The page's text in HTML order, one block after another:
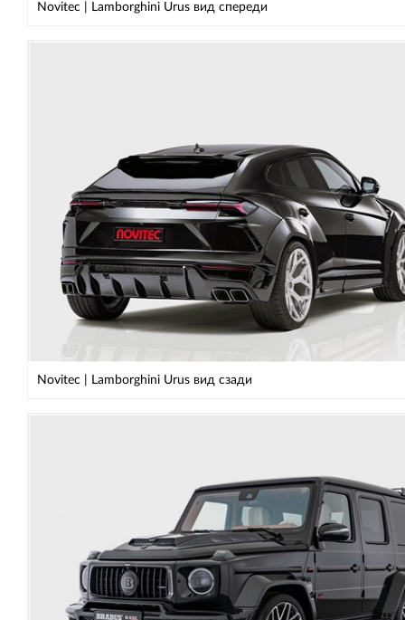
Novitec | Lamborghini Urus вид спереди
Novitec | Lamborghini Urus вид сзади